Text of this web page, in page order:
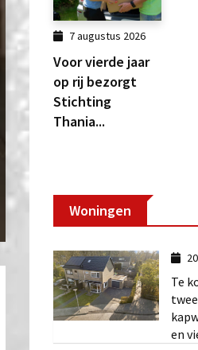
7 augustus 2026
Voor vierde jaar
op rij bezorgt
Stichting
Thania...
Woningen
Te
en